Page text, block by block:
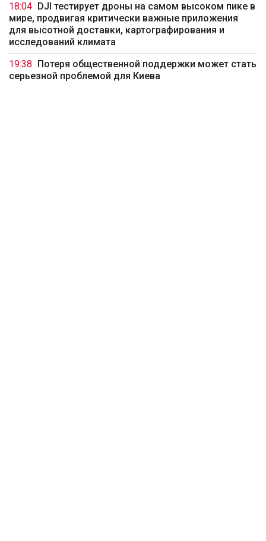
18:04
DJI тестирует дроны на самом высоком пике в
мире, продвигая критически важные приложения
для высотной доставки, картографирования и
исследований климата
19:38
Потеря общественной поддержки может стать
серьезной проблемой для Киева